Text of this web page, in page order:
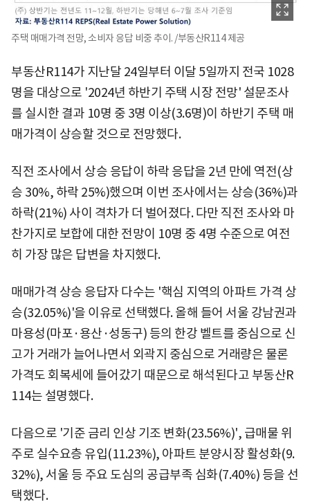
주택 매매가격 전망, 소비자 응답 비중 추이. /부동산R114 제공
부동산R114가 지난달 24일부터 이달 5일까지 전국 1028
명을 대상으로 '2024년 하반기 주택 시장 전망' 설문조사
를 실시한 결과 10명 중 3명 이상(3.6명)이 하반기 주택 매
매가격이 상승할 것으로 전망했다.
직전 조사에서 상승 응답이 하락 응답을 2년 만에 역전(상
승 30%, 하락 25%)했으며 이번 조사에서는 상승(36%)과
하락(21%) 사이 격차가 더 벌어졌다. 다만 직전 조사와 마
찬가지로 보합에 대한 전망이 10명 중 4명 수준으로 여전
히 가장 많은 답변을 차지했다.
매매가격 상승 응답자 다수는 '핵심 지역의 아파트 가격 상
승(32.05%)'을 이유로 선택했다. 올해 들어 서울 강남권과
마용성(마포·용산·성동구) 등의 한강 벨트를 중심으로 신
고가 거래가 늘어나면서 외곽지 중심으로 거래량은 물론
가격도 회복세에 들어갔기 때문으로 해석된다고 부동산R
114는 설명했다.
다음으로 '기준 금리 인상 기조 변화(23.56%)', 급매물 위
주로 실수요층 유입(11.23%), 아파트 분양시장 활성화(9.
32%), 서울 등 주요 도심의 공급부족 심화(7.40%) 등을 선
택했다.